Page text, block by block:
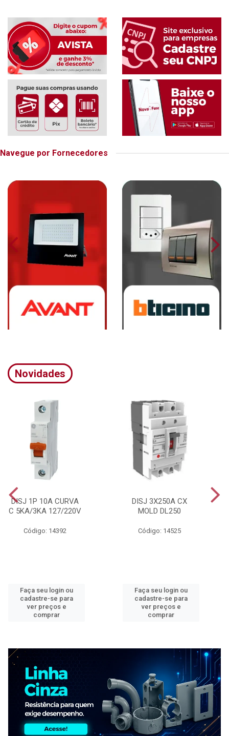
Navegue por Fornecedores
Novidades
DISJ 1P 10A CURVA
C 5KA/3KA 127/220V
Código: 14392
Faça seu login ou
cadastre-se para
ver preços e
comprar
DISJ 3X250A CX
MOLD DL250
Código: 14525
Faça seu login ou
cadastre-se para
ver preços e
comprar